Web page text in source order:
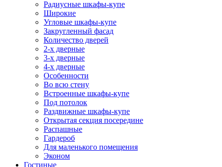
Радиусные шкафы-купе
Широкие
Угловые шкафы-купе
Закругленный фасад
Количество дверей
2-х дверные
3-х дверные
4-х дверные
Особенности
Во всю стену
Встроенные шкафы-купе
Под потолок
Раздвижные шкафы-купе
Открытая секция посередине
Распашные
Гардероб
Для маленького помещения
Эконом
Гостиные